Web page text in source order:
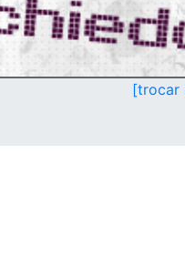
[trocar